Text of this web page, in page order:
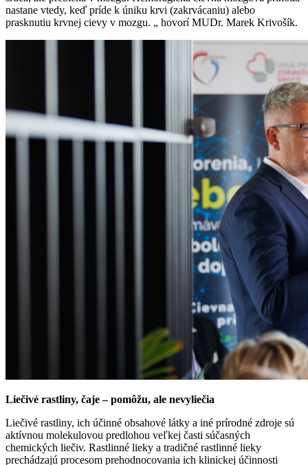
nastane vtedy, keď príde k úniku krvi (zakrvácaniu) alebo
prasknutiu krvnej cievy v mozgu. „ hovorí MUDr. Marek Krivošík.
Liečivé rastliny, čaje – pomôžu, ale nevyliečia
Liečivé rastliny, ich účinné obsahové látky a iné prírodné zdroje sú
aktívnou molekulovou predlohou veľkej časti súčasných
chemických liečiv. Rastlinné lieky a tradičné rastlinné lieky
prechádzajú procesom prehodnocovania ich klinickej účinnosti